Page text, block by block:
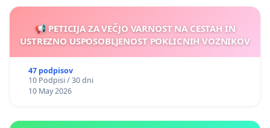
📢 PETICIJA ZA VEČJO VARNOST NA CESTAH IN
USTREZNO USPOSOBLJENOST POKLICNIH VOZNIKOV
47 podpisov
10 Podpisi / 30 dni
10 May 2026